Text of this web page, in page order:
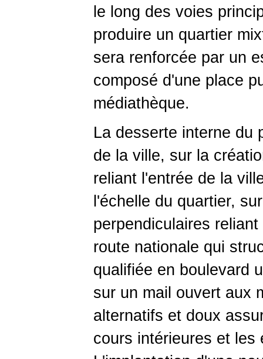
le long des voies
produire un quartier
sera renforcée par un
composé d'une place
médiathèque.
La desserte interne du
de la ville, sur la
reliant l'entrée de la
l'échelle du quartier,
perpendiculaires
route nationale qui
qualifiée en boulevard
sur un mail ouvert aux
alternatifs et doux
cours intérieures et les